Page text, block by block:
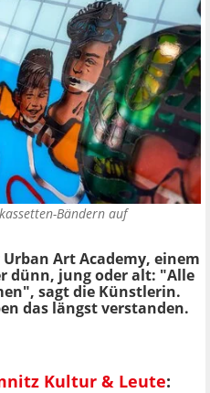
Bändern auf
Art Academy, einem
dünn, jung oder alt: "Alle
sagt die Künstlerin.
das längst verstanden.
Kultur & Leute: